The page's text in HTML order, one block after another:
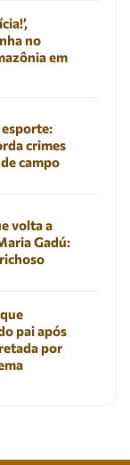
no
em
crimes
campo
volta a
Gadú:
pai após
por